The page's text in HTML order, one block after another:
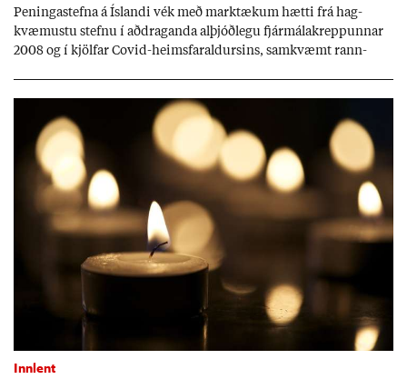
Pen­inga­stefna á Ís­landi vék með mark­tæk­um hætti frá hag­
kvæm­ustu stefnu í að­drag­anda al­þjóð­legu fjár­málakrepp­unn­ar
2008 og í kjöl­far Covid-heims­far­ald­urs­ins, sam­kvæmt rann­
Innlent